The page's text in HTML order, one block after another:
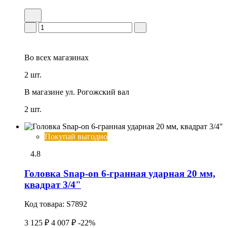
Во всех магазинах
2 шт.
В магазине ул. Рогожский вал
2 шт.
Покупай выгодно
4.8
Головка Snap-on 6-гранная ударная 20 мм,
квадрат 3/4"
Код товара: S7892
3 125 ₽ 4 007 ₽ -22%